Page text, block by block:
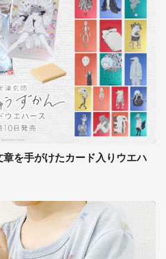
を手がけたカード入りウエハ